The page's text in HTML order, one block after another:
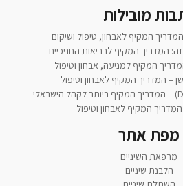
מובילות
המקיף לאבחון, טיפול ושיקום
זה: המדריך המקיף לבריאות החניכיים
המקיף למניעה, אבחון וטיפול
– המדריך המקיף לאבחון וטיפול
המקיף לאבחון וטיפול
מפת אתר
מרפאת השיניים
הלבנת שיניים